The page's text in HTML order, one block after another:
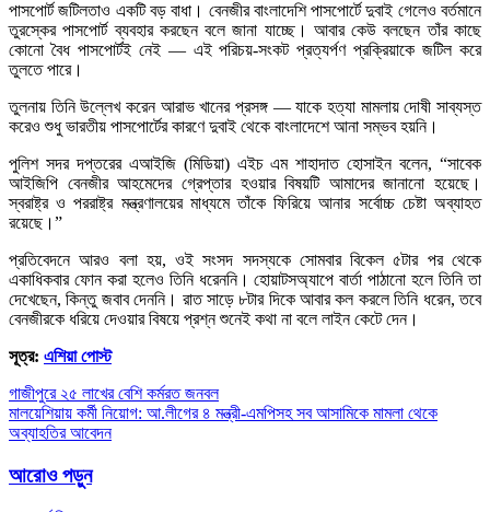
পাসপোর্ট জটিলতাও একটি বড় বাধা। বেনজীর বাংলাদেশি পাসপোর্টে দুবাই গেলেও বর্তমানে
তুরস্কের পাসপোর্ট ব্যবহার করছেন বলে জানা যাচ্ছে। আবার কেউ বলছেন তাঁর কাছে
কোনো বৈধ পাসপোর্টই নেই — এই পরিচয়-সংকট প্রত্যর্পণ প্রক্রিয়াকে জটিল করে
তুলতে পারে।
তুলনায় তিনি উল্লেখ করেন আরাভ খানের প্রসঙ্গ — যাকে হত্যা মামলায় দোষী সাব্যস্ত
করেও শুধু ভারতীয় পাসপোর্টের কারণে দুবাই থেকে বাংলাদেশে আনা সম্ভব হয়নি।
পুলিশ সদর দপ্তরের এআইজি (মিডিয়া) এইচ এম শাহাদাত হোসাইন বলেন, “সাবেক
আইজিপি বেনজীর আহমেদের গ্রেপ্তার হওয়ার বিষয়টি আমাদের জানানো হয়েছে।
স্বরাষ্ট্র ও পররাষ্ট্র মন্ত্রণালয়ের মাধ্যমে তাঁকে ফিরিয়ে আনার সর্বোচ্চ চেষ্টা অব্যাহত
রয়েছে।”
প্রতিবেদনে আরও বলা হয়, ওই সংসদ সদস্যকে সোমবার বিকেল ৫টার পর থেকে
একাধিকবার ফোন করা হলেও তিনি ধরেননি। হোয়াটসঅ্যাপে বার্তা পাঠানো হলে তিনি তা
দেখেছেন, কিন্তু জবাব দেননি। রাত সাড়ে ৮টার দিকে আবার কল করলে তিনি ধরেন, তবে
বেনজীরকে ধরিয়ে দেওয়ার বিষয়ে প্রশ্ন শুনেই কথা না বলে লাইন কেটে দেন।
সূত্র: এশিয়া পোস্ট
Post
navigation
গাজীপুরে ২৫ লাখের বেশি কর্মরত জনবল
মালয়েশিয়ায় কর্মী নিয়োগ: আ.লীগের ৪ মন্ত্রী-এমপিসহ সব আসামিকে মামলা থেকে
অব্যাহতির আবেদন
আরোও পড়ুন